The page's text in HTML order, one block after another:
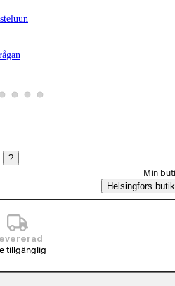
3 4 5
Visa produktbild 6
Visa produktbild 7
Visa produktbild 8
Visa produktbild 9
?
Min
Helsingfors butik
tillgänglig